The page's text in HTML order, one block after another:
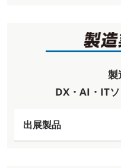
製
DX・AI・IT
出展製品